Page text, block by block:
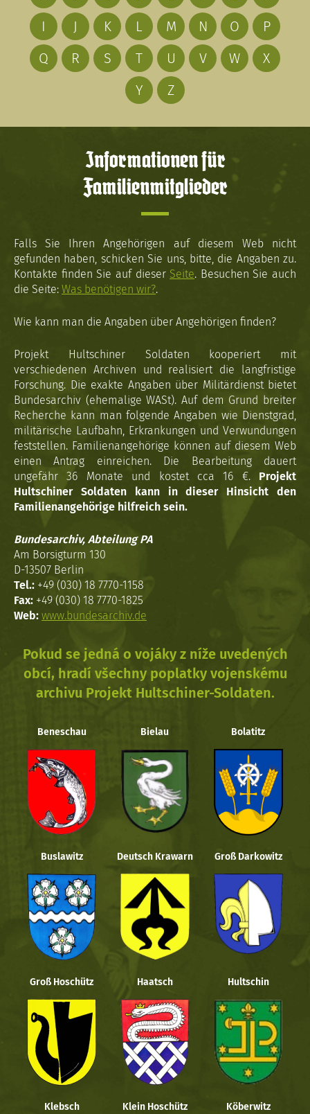
I
J K L M N O
P
Q
R S T U V W
X
Y
Z
Informationen für
Familienmitglieder
Falls Sie Ihren Angehörigen auf diesem Web nicht
gefunden haben, schicken Sie uns, bitte, die Angaben zu.
Kontakte finden Sie auf dieser Seite. Besuchen Sie auch
die Seite: Was benötigen wir?.
Wie kann man die Angaben über Angehörigen finden?
Projekt Hultschiner Soldaten kooperiert mit
verschiedenen Archiven und realisiert die langfristige
Forschung. Die exakte Angaben über Militärdienst bietet
Bundesarchiv (ehemalige WASt). Auf dem Grund breiter
Recherche kann man folgende Angaben wie Dienstgrad,
militärische Laufbahn, Erkrankungen und Verwundungen
feststellen. Familienangehörige können auf diesem Web
einen Antrag einreichen. Die Bearbeitung dauert
ungefähr 36 Monate und kostet cca 16 €. Projekt
Hultschiner Soldaten kann in dieser Hinsicht den
Familienangehörige hilfreich sein.
Bundesarchiv, Abteilung PA
Am Borsigturm 130
D-13507 Berlin
Tel.: +49 (030) 18 7770-1158
Fax: +49 (030) 18 7770-1825
Web: www.bundesarchiv.de
Pokud se jedná o vojáky z níže uvedených
obcí, hradí všechny poplatky vojenskému
archivu Projekt Hultschiner-Soldaten.
Beneschau Bielau Bolatitz
Buslawitz Deutsch Krawarn Groß Darkowitz
Groß Hoschütz Haatsch Hultschin
Klebsch Klein Hoschütz Köberwitz